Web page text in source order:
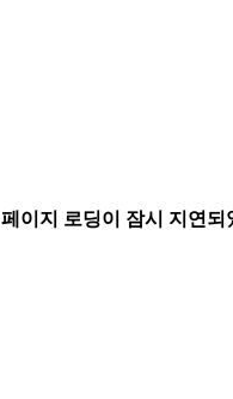
페이지 로딩이 잠시 지연